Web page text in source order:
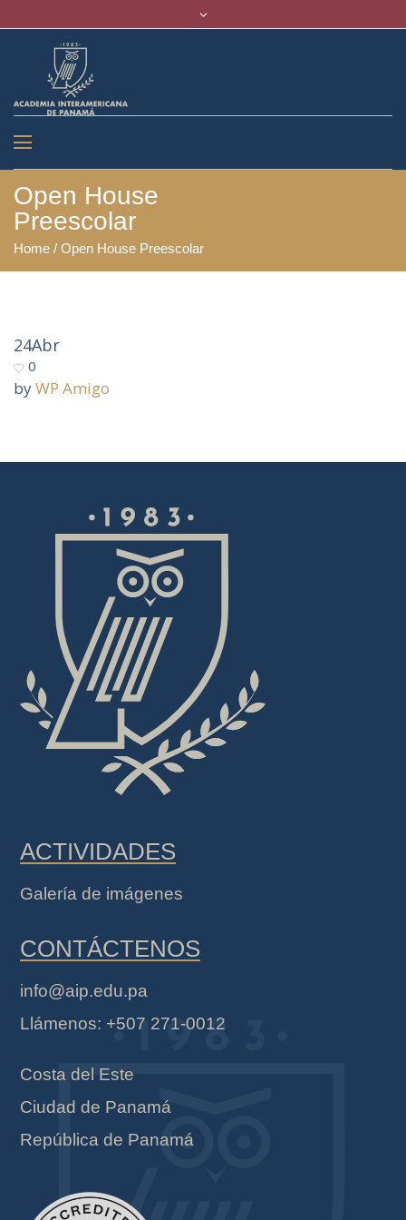
Open House
Preescolar
Home / Open House Preescolar
24Abr
0
byWP Amigo
ACTIVIDADES
Galería de imágenes
CONTÁCTENOS
info@aip.edu.pa
Llámenos: +507 271-0012
Costa del Este
Ciudad de Panamá
República de Panamá